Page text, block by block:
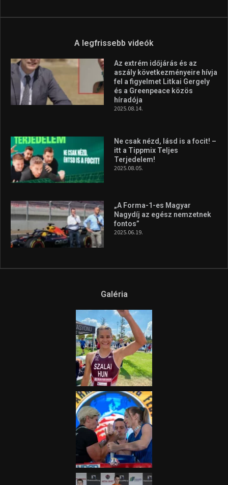
A legfrissebb videók
Az extrém időjárás és az
aszály következményeire hívja
fel a figyelmet Litkai Gergely
és a Greenpeace közös
híradója
2025.08.14.
Ne csak nézd, lásd is a focit! –
itt a Tippmix Teljes
Terjedelem!
2025.08.05.
„A Forma-1-es Magyar
Nagydíj az egész nemzetnek
fontos”
2025.06.19.
Galéria